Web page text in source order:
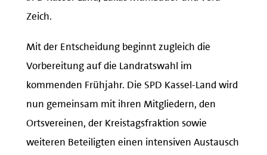
Zeich.
Mit der Entscheidung beginnt zugleich die
Vorbereitung auf die Landratswahl im
kommenden Frühjahr. Die SPD Kassel-Land wird
nun gemeinsam mit ihren Mitgliedern, den
Ortsvereinen, der Kreistagsfraktion sowie
weiteren Beteiligten einen intensiven Austausch